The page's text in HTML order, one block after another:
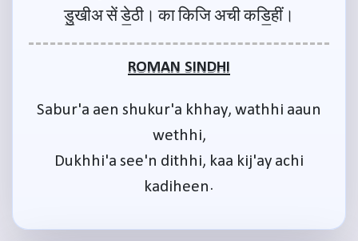
डु॒खीअ सें डे॒ठी। का किजि अची कडि॒हीं।
ROMAN SINDHI
Sabur'a aen shukur'a khhay, wathhi aaun
wethhi,
Dukhhi'a see'n dithhi, kaa kij'ay achi
kadiheen.